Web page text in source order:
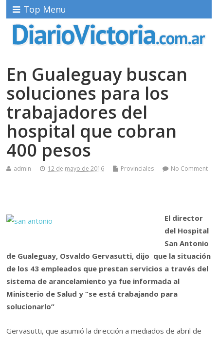
Top Menu
En Gualeguay buscan
soluciones para los
trabajadores del
hospital que cobran
400 pesos
admin 12 de mayo de 2016 Provinciales No Comment
El director
del Hospital
San Antonio
de Gualeguay, Osvaldo Gervasutti, dijo que la situación
de los 43 empleados que prestan servicios a través del
sistema de arancelamiento ya fue informada al
Ministerio de Salud y “se está trabajando para
solucionarlo”
Gervasutti, que asumió la dirección a mediados de abril de